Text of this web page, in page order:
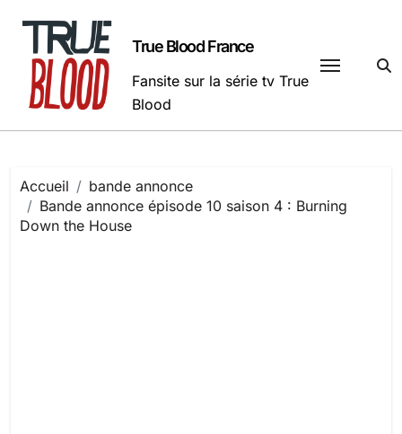
contenu
True Blood France
Fansite sur la série tv True
Blood
Accueil
bande annonce
Bande annonce épisode 10 saison 4 : Burning
Down the House